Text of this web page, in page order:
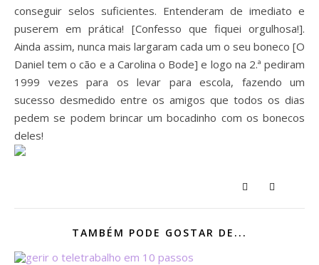
conseguir selos suficientes. Entenderam de imediato e
puserem em prática! [Confesso que fiquei orgulhosa!].
Ainda assim, nunca mais largaram cada um o seu boneco [O
Daniel tem o cão e a Carolina o Bode] e logo na 2.ª pediram
1999 vezes para os levar para escola, fazendo um
sucesso desmedido entre os amigos que todos os dias
pedem se podem brincar um bocadinho com os bonecos
deles!
TAMBÉM PODE GOSTAR DE...